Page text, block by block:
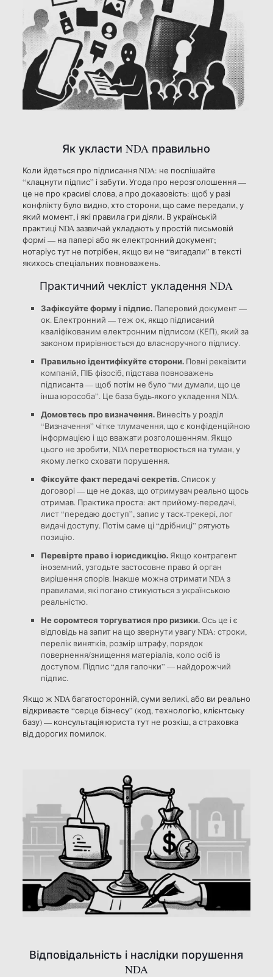
Як укласти NDA правильно
Коли йдеться про підписання NDA: не поспішайте
“клацнути підпис” і забути. Угода про нерозголошення —
це не про красиві слова, а про доказовість: щоб у разі
конфлікту було видно, хто сторони, що саме передали, у
який момент, і які правила гри діяли. В українській
практиці NDA зазвичай укладають у простій письмовій
формі — на папері або як електронний документ;
нотаріус тут не потрібен, якщо ви не “вигадали” в тексті
якихось спеціальних повноважень.
Практичний чекліст укладення NDA
Зафіксуйте форму і підпис.Паперовий документ —
ок. Електронний — теж ок, якщо підписаний
кваліфікованим електронним підписом (КЕП), який за
законом прирівнюється до власноручного підпису.
Правильно ідентифікуйте сторони.Повні реквізити
компаній, ПІБ фізосіб, підстава повноважень
підписанта — щоб потім не було “ми думали, що це
інша юрособа”. Це база будь-якого укладення NDA.
Домовтесь про визначення.Винесіть у розділ
“Визначення” чітке тлумачення, що є конфіденційною
інформацією і що вважати розголошенням. Якщо
цього не зробити, NDA перетворюється на туман, у
якому легко сховати порушення.
Фіксуйте факт передачі секретів.Список у
договорі — ще не доказ, що отримувач реально щось
отримав. Практика проста: акт прийому-передачі,
лист “передаю доступ”, запис у таск-трекері, лог
видачі доступу. Потім саме ці “дрібниці” рятують
позицію.
Перевірте право і юрисдикцію.Якщо контрагент
іноземний, узгодьте застосовне право й орган
вирішення спорів. Інакше можна отримати NDA з
правилами, які погано стикуються з українською
реальністю.
Не соромтеся торгуватися про ризики.Ось це і є
відповідь на запит на що звернути увагу NDA: строки,
перелік винятків, розмір штрафу, порядок
повернення/знищення матеріалів, коло осіб із
доступом. Підпис “для галочки” — найдорожчий
підпис.
Якщо ж NDA багатосторонній, суми великі, або ви реально
відкриваєте “серце бізнесу” (код, технологію, клієнтську
базу) — консультація юриста тут не розкіш, а страховка
від дорогих помилок.
Відповідальність і наслідки порушення
NDA